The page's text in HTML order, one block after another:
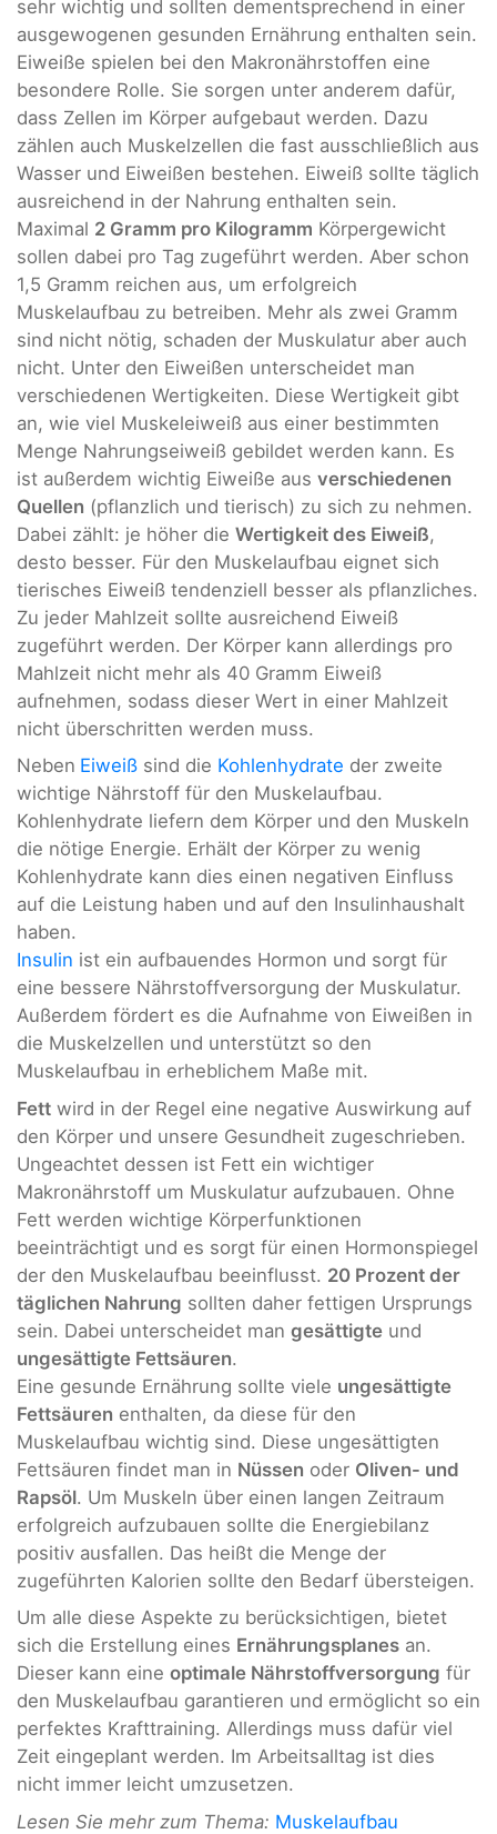
sehr wichtig und sollten dementsprechend in einer
ausgewogenen gesunden Ernährung enthalten sein.
Eiweiße spielen bei den Makronährstoffen eine
besondere Rolle. Sie sorgen unter anderem dafür,
dass Zellen im Körper aufgebaut werden. Dazu
zählen auch Muskelzellen die fast ausschließlich aus
Wasser und Eiweißen bestehen. Eiweiß sollte täglich
ausreichend in der Nahrung enthalten sein.
Maximal 2 Gramm pro Kilogramm Körpergewicht
sollen dabei pro Tag zugeführt werden. Aber schon
1,5 Gramm reichen aus, um erfolgreich
Muskelaufbau zu betreiben. Mehr als zwei Gramm
sind nicht nötig, schaden der Muskulatur aber auch
nicht. Unter den Eiweißen unterscheidet man
verschiedenen Wertigkeiten. Diese Wertigkeit gibt
an, wie viel Muskeleiweiß aus einer bestimmten
Menge Nahrungseiweiß gebildet werden kann. Es
ist außerdem wichtig Eiweiße aus verschiedenen
Quellen (pflanzlich und tierisch) zu sich zu nehmen.
Dabei zählt: je höher die Wertigkeit des Eiweiß,
desto besser. Für den Muskelaufbau eignet sich
tierisches Eiweiß tendenziell besser als pflanzliches.
Zu jeder Mahlzeit sollte ausreichend Eiweiß
zugeführt werden. Der Körper kann allerdings pro
Mahlzeit nicht mehr als 40 Gramm Eiweiß
aufnehmen, sodass dieser Wert in einer Mahlzeit
nicht überschritten werden muss.
Neben Eiweiß sind die Kohlenhydrate der zweite
wichtige Nährstoff für den Muskelaufbau.
Kohlenhydrate liefern dem Körper und den Muskeln
die nötige Energie. Erhält der Körper zu wenig
Kohlenhydrate kann dies einen negativen Einfluss
auf die Leistung haben und auf den Insulinhaushalt
haben.
Insulin ist ein aufbauendes Hormon und sorgt für
eine bessere Nährstoffversorgung der Muskulatur.
Außerdem fördert es die Aufnahme von Eiweißen in
die Muskelzellen und unterstützt so den
Muskelaufbau in erheblichem Maße mit.
Fett wird in der Regel eine negative Auswirkung auf
den Körper und unsere Gesundheit zugeschrieben.
Ungeachtet dessen ist Fett ein wichtiger
Makronährstoff um Muskulatur aufzubauen. Ohne
Fett werden wichtige Körperfunktionen
beeinträchtigt und es sorgt für einen Hormonspiegel
der den Muskelaufbau beeinflusst. 20 Prozent der
täglichen Nahrung sollten daher fettigen Ursprungs
sein. Dabei unterscheidet man gesättigte und
ungesättigte Fettsäuren.
Eine gesunde Ernährung sollte viele ungesättigte
Fettsäuren enthalten, da diese für den
Muskelaufbau wichtig sind. Diese ungesättigten
Fettsäuren findet man in Nüssen oder Oliven- und
Rapsöl. Um Muskeln über einen langen Zeitraum
erfolgreich aufzubauen sollte die Energiebilanz
positiv ausfallen. Das heißt die Menge der
zugeführten Kalorien sollte den Bedarf übersteigen.
Um alle diese Aspekte zu berücksichtigen, bietet
sich die Erstellung eines Ernährungsplanes an.
Dieser kann eine optimale Nährstoffversorgung für
den Muskelaufbau garantieren und ermöglicht so ein
perfektes Krafttraining. Allerdings muss dafür viel
Zeit eingeplant werden. Im Arbeitsalltag ist dies
nicht immer leicht umzusetzen.
Lesen Sie mehr zum Thema: Muskelaufbau